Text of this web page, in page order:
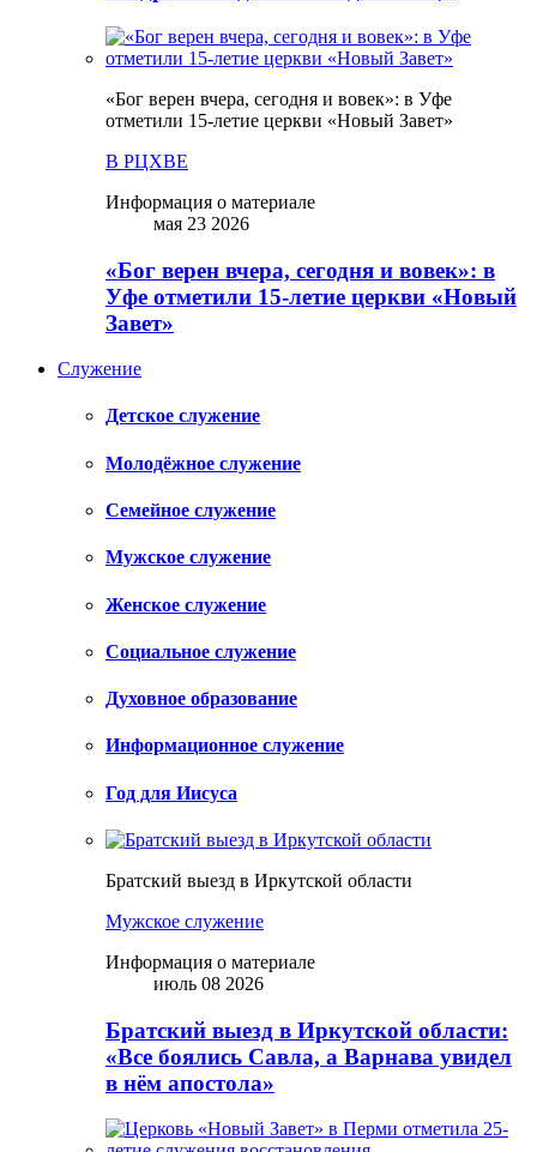
«Бог верен вчера, сегодня и вовек»: в Уфе
отметили 15-летие церкви «Новый Завет»
В РЦХВЕ
Информация о материале
мая 23 2026
«Бог верен вчера, сегодня и вовек»: в
Уфе отметили 15-летие церкви «Новый
Завет»
Служение
Детское служение
Молодёжное служение
Семейное служение
Мужское служение
Женское служение
Социальное служение
Духовное образование
Информационное служение
Год для Иисуса
Братский выезд в Иркутской области
Мужское служение
Информация о материале
июль 08 2026
Братский выезд в Иркутской области:
«Все боялись Савла, а Варнава увидел
в нём апостола»